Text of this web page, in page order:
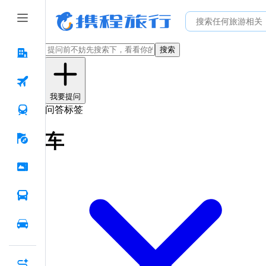
搜索
我要提问
问答标签
车